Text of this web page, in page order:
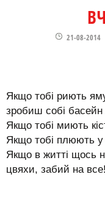
21-08-2014
Якщо тобі риють
зробиш собі басейн
Якщо тобі миють
Якщо тобі плюють
Якщо в житті щось
цвяхи, забий на все!